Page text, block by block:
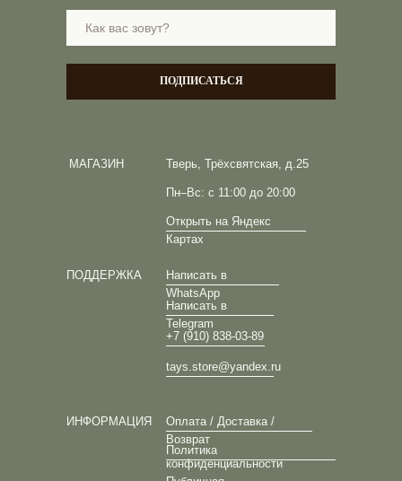
Тверь, Трёхсвятская, д.25
Пн–Вс: с 11:00 до 20:00
Открыть на Яндекс
Картах
МАГАЗИН
ПОДДЕРЖКА
Написать в
WhatsApp
Написать в
Telegram
+7 (910) 838-03-89
tays.store@yandex.ru
ИНФОРМАЦИЯ
Оплата / Доставка /
Возврат
Политика
конфиденциальности
ПОДПИСАТЬСЯ